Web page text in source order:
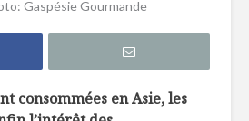
Gaspésie Gourmande
consommées en Asie, les
ce
fromage
d’eau !
Un